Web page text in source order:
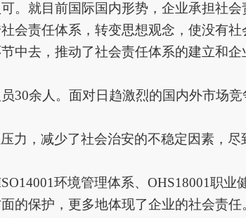
。就目前国际国内形势，企业承担社
会责任体系，转变思想观念，使没有
中去，推动了社会责任体系的建立和企
30余人。 面对日趋激烈的国内外市场竞
力，减少了社会治安的不稳定因素，尽
环境管理体系、OHS18001职业
的保护，更多地体现了企业的社会责